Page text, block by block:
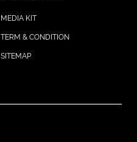
MEDIA KIT
TERM & CONDITION
SITEMAP